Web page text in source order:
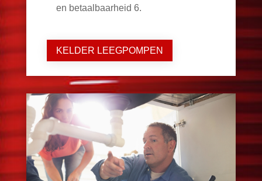
en betaalbaarheid 6.
KELDER LEEGPOMPEN